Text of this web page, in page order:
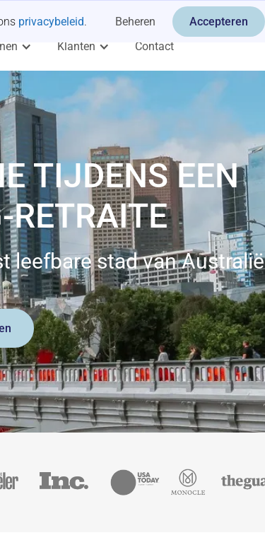
privacybeleid. Beheren Accepteren
Klanten Contact
TIJDENS EEN
leefbare stad van Australië